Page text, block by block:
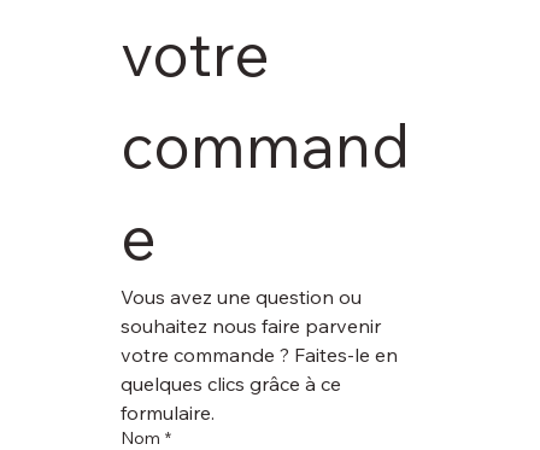
votre
command
e
Vous avez une question ou
souhaitez nous faire parvenir
votre commande ? Faites-le en
quelques clics grâce à ce
formulaire.
Nom *